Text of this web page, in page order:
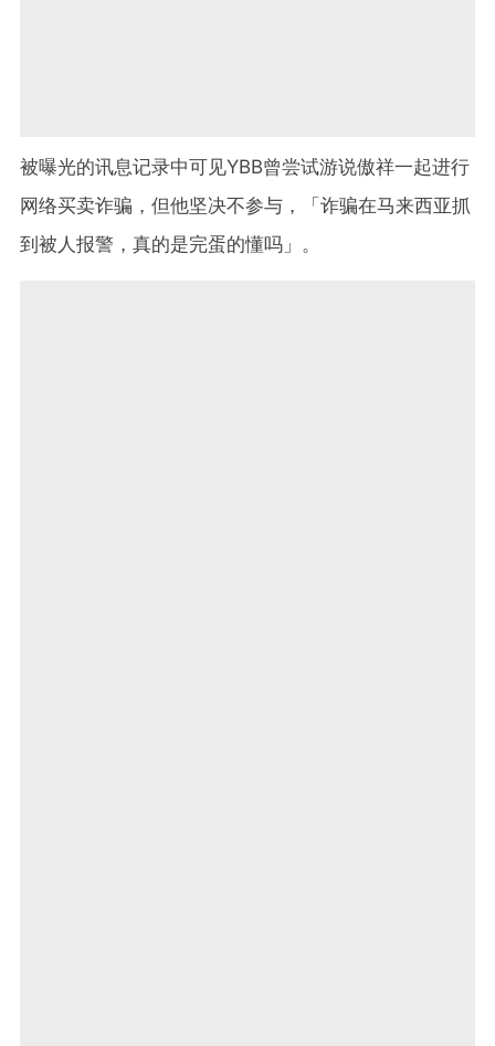
被曝光的讯息记录中可见YBB曾尝试游说傲祥一起进行
网络买卖诈骗，但他坚决不参与，「诈骗在马来西亚抓
到被人报警，真的是完蛋的懂吗」。